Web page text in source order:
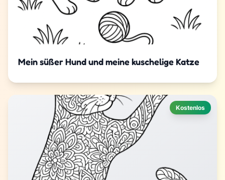
Mein süßer Hund und meine kuschelige Katze
Kostenlos